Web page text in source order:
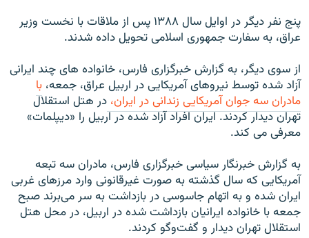
پنج نفر ديگر در اوايل سال ۱۳۸۸ پس از ملاقات با نخست وزير
عراق، به سفارت جمهوری اسلامی تحويل داده شدند.
از سوی ديگر، به گزارش خبرگزاری فارس، خانواده های چند ايرانی
آزاد شده توسط نيروهای آمريکايی در اربيل عراق، جمعه، با
مادران سه جوان آمريکايی زندانی در ايران، در هتل استقلال
تهران ديدار کردند. ايران افراد آزاد شده در اربيل را «ديپلمات»
معرفی می کند.
به گزارش خبرنگار سياسی خبرگزاری فارس، مادران سه تبعه
آمريکايی که سال گذشته به صورت غيرقانونی وارد مرزهای غربی
ایران شده‌ و به اتهام جاسوسی در بازداشت به سر می‌برند صبح
جمعه با خانواده ایرانیان بازداشت شده در اربيل، در محل هتل
استقلال تهران ديدار و گفت‌وگو کردند.